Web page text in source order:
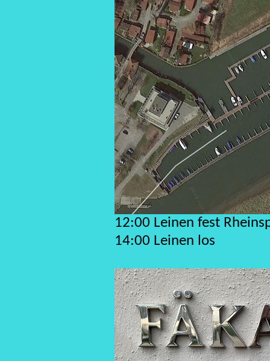
12:00 Leinen fest
14:00 Leinen los